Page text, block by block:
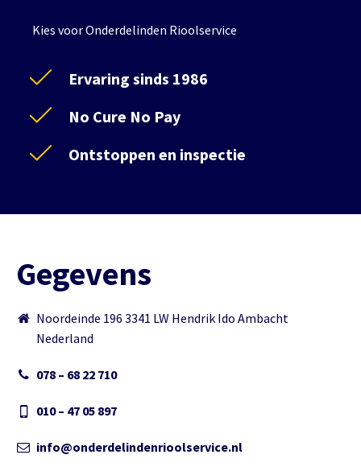
Kies voor Onderdelinden Rioolservice
Ervaring sinds 1986
No Cure No Pay
Ontstoppen en inspectie
Gegevens
Noordeinde 196 3341 LW Hendrik Ido Ambacht
Nederland
078 – 68 22 710
010 – 47 05 897
info@onderdelindenrioolservice.nl